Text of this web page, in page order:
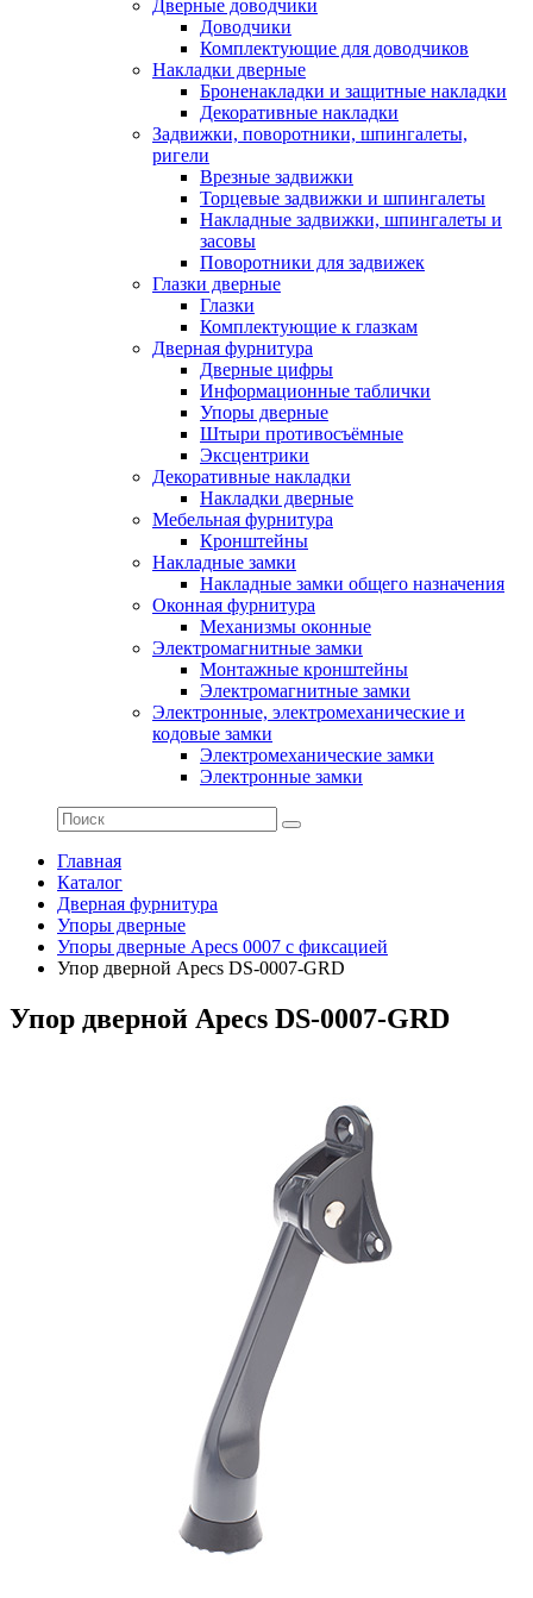
Дверные доводчики
Доводчики
Комплектующие для доводчиков
Накладки дверные
Броненакладки и защитные накладки
Декоративные накладки
Задвижки, поворотники, шпингалеты,
ригели
Врезные задвижки
Торцевые задвижки и шпингалеты
Накладные задвижки, шпингалеты и
засовы
Поворотники для задвижек
Глазки дверные
Глазки
Комплектующие к глазкам
Дверная фурнитура
Дверные цифры
Информационные таблички
Упоры дверные
Штыри противосъёмные
Эксцентрики
Декоративные накладки
Накладки дверные
Мебельная фурнитура
Кронштейны
Накладные замки
Накладные замки общего назначения
Оконная фурнитура
Механизмы оконные
Электромагнитные замки
Монтажные кронштейны
Электромагнитные замки
Электронные, электромеханические и
кодовые замки
Электромеханические замки
Электронные замки
Главная
Каталог
Дверная фурнитура
Упоры дверные
Упоры дверные Apecs 0007 с фиксацией
Упор дверной Apecs DS-0007-GRD
Упор дверной Apecs DS-0007-GRD